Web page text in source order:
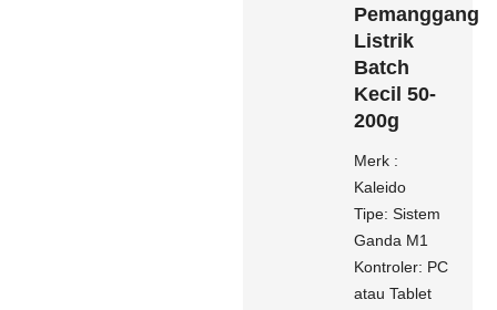
Pemanggang
Listrik
Batch
Kecil 50-
200g
Merk :
Kaleido
Tipe: Sistem
Ganda M1
Kontroler: PC
atau Tablet